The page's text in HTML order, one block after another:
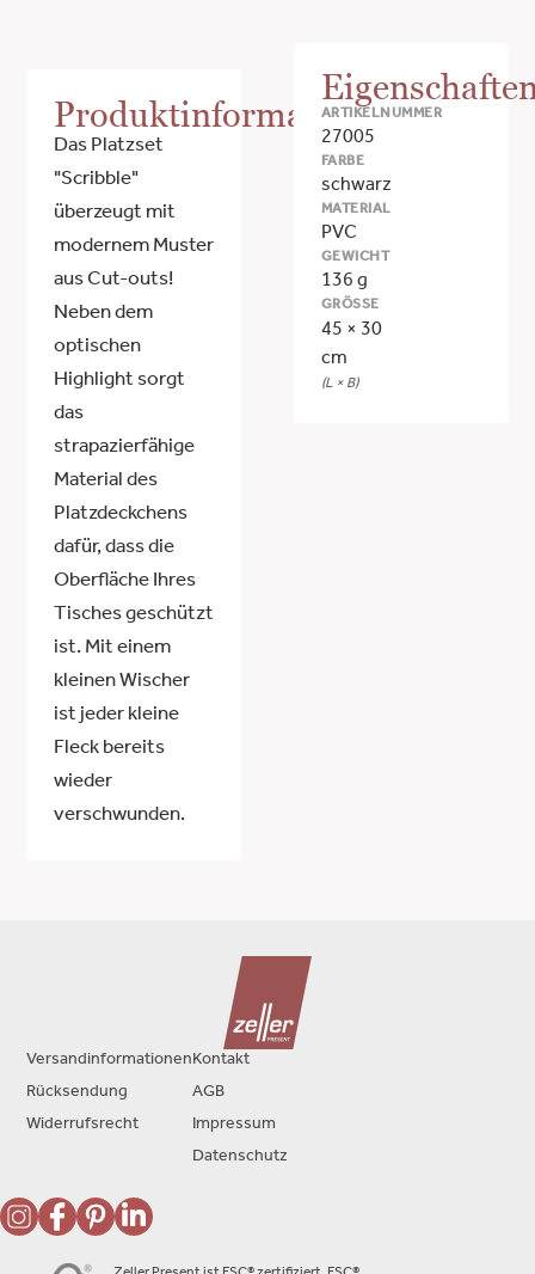
Produktinformationen
Das Platzset
"Scribble"
überzeugt mit
modernem Muster
aus Cut-outs!
Neben dem
optischen
Highlight sorgt
das
strapazierfähige
Material des
Platzdeckchens
dafür, dass die
Oberfläche Ihres
Tisches geschützt
ist. Mit einem
kleinen Wischer
ist jeder kleine
Fleck bereits
wieder
verschwunden.
ARTIKELNUMMER
27005
FARBE
schwarz
MATERIAL
PVC
GEWICHT
136 g
GRÖSSE
45 × 30
cm
(L × B)
Versandinformationen
Rücksendung
Widerrufsrecht
Kontakt
AGB
Impressum
Datenschutz